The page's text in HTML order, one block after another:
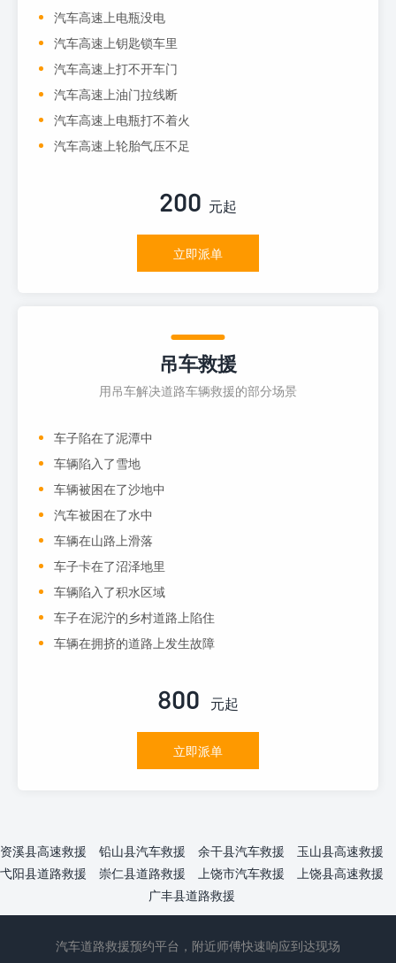
汽车高速上电瓶没电
汽车高速上钥匙锁车里
汽车高速上打不开车门
汽车高速上油门拉线断
汽车高速上电瓶打不着火
汽车高速上轮胎气压不足
200 元起
立即派单
吊车救援
用吊车解决道路车辆救援的部分场景
车子陷在了泥潭中
车辆陷入了雪地
车辆被困在了沙地中
汽车被困在了水中
车辆在山路上滑落
车子卡在了沼泽地里
车辆陷入了积水区域
车子在泥泞的乡村道路上陷住
车辆在拥挤的道路上发生故障
800 元起
立即派单
资溪县高速救援 铅山县汽车救援 余干县汽车救援
玉山县高速救援
弋阳县道路救援
崇仁县道路救援 上饶市汽车救援
上饶县高速救援
广丰县道路救援
汽车道路救援预约平台，附近师傅快速响应到达现场